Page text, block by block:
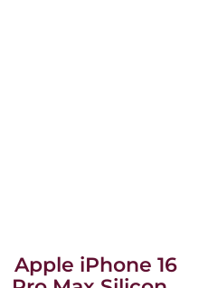
Apple iPhone 16